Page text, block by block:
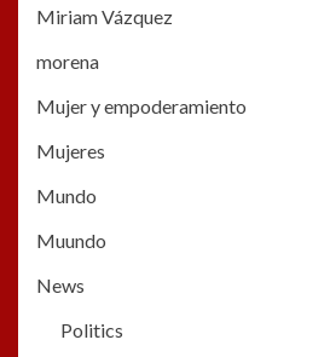
Miriam Vázquez
morena
Mujer y empoderamiento
Mujeres
Mundo
Muundo
News
Politics